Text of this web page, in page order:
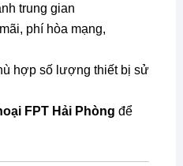
trung gian
phí hòa mạng,
hợp số lượng thiết bị sử
FPT Hải Phòng để